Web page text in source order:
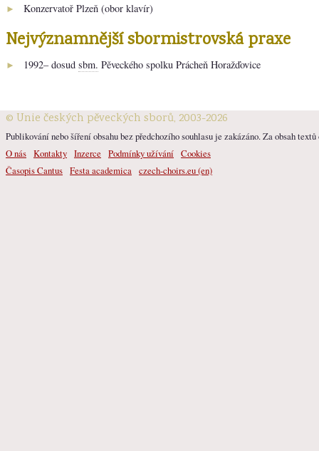
► Konzervatoř Plzeň (obor klavír)
Nejvýznamnější sbormistrovská praxe
► 1992– dosud sbm. Pěveckého spolku Prácheň Horažďovice
© Unie českých pěveckých sborů, 2003-2026
Publikování nebo šíření obsahu bez předchozího souhlasu je zakázáno. Za obsah
O nás Kontakty Inzerce Podmínky užívání Cookies
Časopis Cantus Festa academica czech-choirs.eu (en)